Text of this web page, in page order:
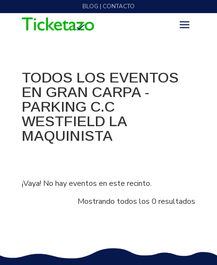
BLOG | CONTACTO
TODOS LOS EVENTOS
EN GRAN CARPA -
PARKING C.C
WESTFIELD LA
MAQUINISTA
¡Vaya! No hay eventos en este recinto.
Mostrando todos los 0 resultados